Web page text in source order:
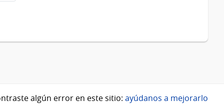
algún error en este sitio: ayúdanos a mejorarlo